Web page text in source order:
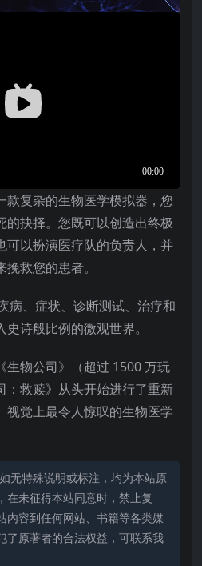
款复杂的生物医学模拟器，您
的抉择。您既可以创造出终极
可以扮演医疗队的负责人，并
救您的患者。
病、症状、诊断测试、治疗和
诗般比例的微观世界。
生物公司》（超过 1500 万玩
：救赎》从头开始进行了重新
视觉上最令人惊叹的生物医学
无特殊说明或标注，均为本站原
在未征得本站同意时，禁止复
内容到任何网站、书籍等各类媒
了原著者的合法权益，可联系我